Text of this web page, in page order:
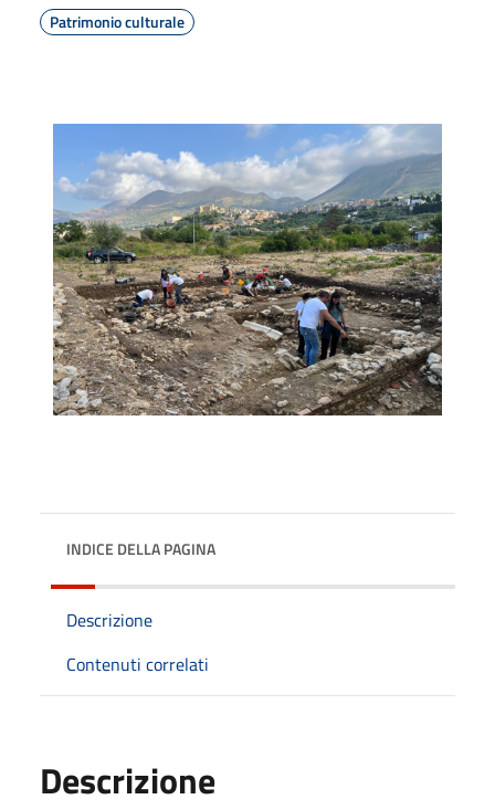
Patrimonio culturale
INDICE DELLA PAGINA
Descrizione
Contenuti correlati
Descrizione